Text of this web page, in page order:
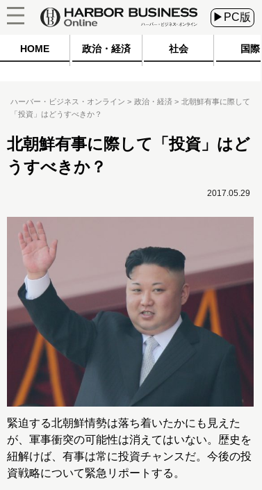
▶PC版
HOME 政治・経済 社会 国際
ハーバー・ビジネス・オンライン 政治・経済
北朝鮮有事に際して
「投資」はどうすべきか？
北朝鮮有事に際して「投資」はど
うすべきか？
2017.05.29
緊迫する北朝鮮情勢は落ち着いたかにも見えた
が、軍事衝突の可能性は消えてはいない。歴史を
紐解けば、有事は常に投資チャンスだ。今後の投
資戦略について緊急リポートする。